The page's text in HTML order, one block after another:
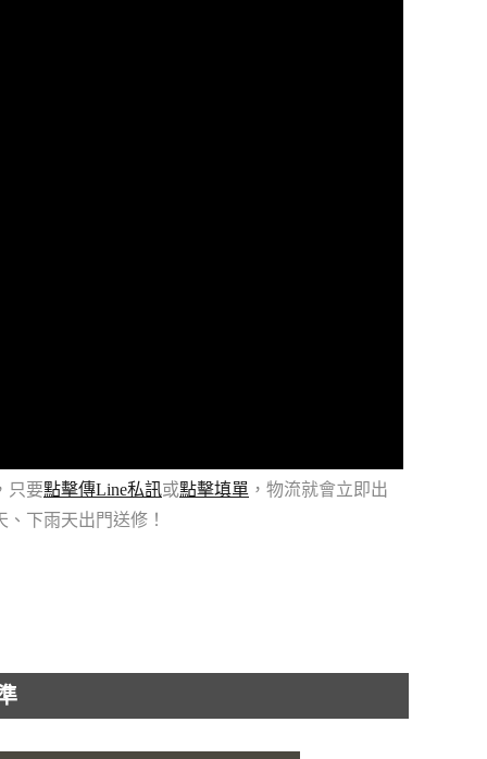
只要點擊傳Line私訊或點擊填單 ，物流就會立即出
下雨天出門送修！